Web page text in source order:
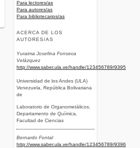
Para lectores/as
Para autores/as
Para bibliotecarios/as
ACERCA DE LOS
AUTORES/AS
Yuraima Josefina Fonseca
Velázquez
http://www.saber.ula.ve/handle/123456789/9395
Universidad de los Andes (ULA)
Venezuela, República Bolivariana
de
Laboratorio de Organometálicos,
Departamento de Química,
Facultad de Ciencias
Bernardo Fontal
http://www.saber.ula.ve/handle/123456789/9396